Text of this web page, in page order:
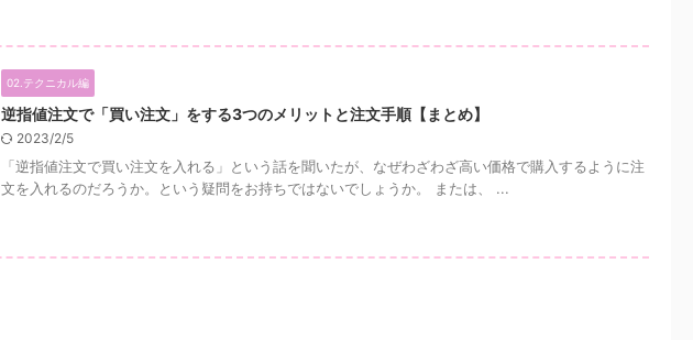
02.テクニカル編
逆指値注文で「買い注文」をする3つのメリットと注文手順【まとめ】
2023/2/5
「逆指値注文で買い注文を入れる」という話を聞いたが、なぜわざわざ高い価格で購入するように注
文を入れるのだろうか。という疑問をお持ちではないでしょうか。 または、 ...